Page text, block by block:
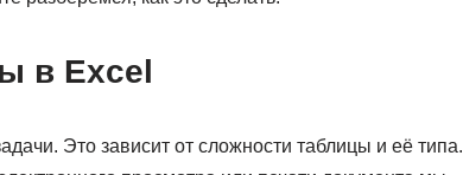
в Excel
Это зависит от сложности таблицы и её типа.